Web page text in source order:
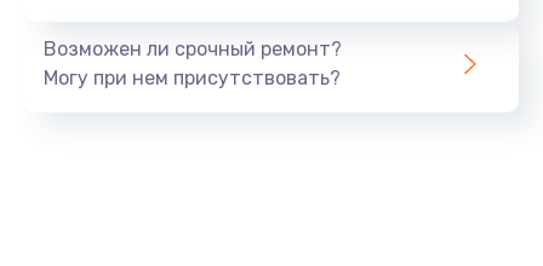
1290 руб.
Возможен ли срочный ремонт?
Могу при нем присутствовать?